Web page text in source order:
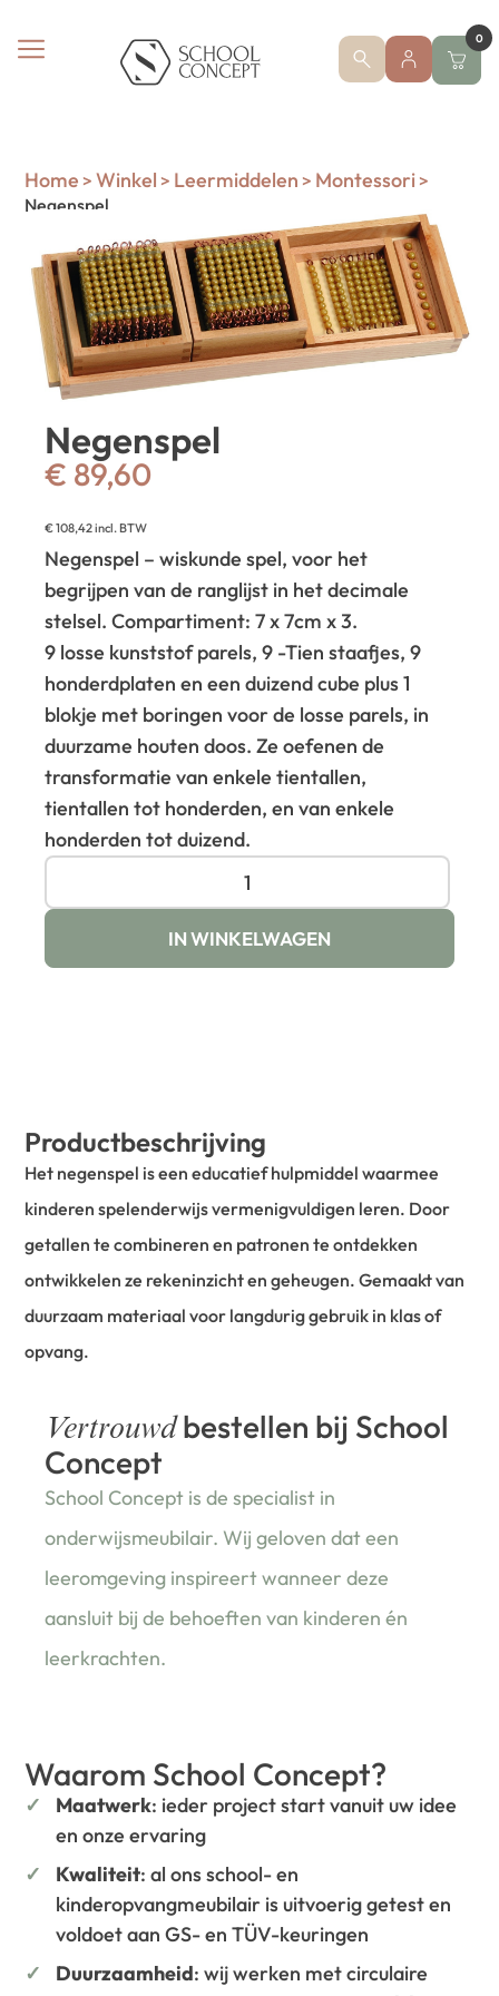
0
Home > Winkel > Leermiddelen > Montessori>
Negenspel
Negenspel
€ 89,60
€108,42incl. BTW
Negenspel – wiskunde spel, voor het
begrijpen van de ranglijst in het decimale
stelsel. Compartiment: 7 x 7cm x 3.
9 losse kunststof parels, 9 -Tien staafjes, 9
honderdplaten en een duizend cube plus 1
blokje met boringen voor de losse parels, in
duurzame houten doos. Ze oefenen de
transformatie van enkele tientallen,
tientallen tot honderden, en van enkele
honderden tot duizend.
IN WINKELWAGEN
Productbeschrijving
Het negenspel is een educatief hulpmiddel waarmee
kinderen spelenderwijs vermenigvuldigen leren. Door
getallen te combineren en patronen te ontdekken
ontwikkelen ze rekeninzicht en geheugen. Gemaakt van
duurzaam materiaal voor langdurig gebruik in klas of
opvang.
Vertrouwdbestellen bij School
Concept
School Concept is de specialist in
onderwijsmeubilair. Wij geloven dat een
leeromgeving inspireert wanneer deze
aansluit bij de behoeften van kinderen én
leerkrachten.
Waarom School Concept?
Maatwerk: ieder project start vanuit uw idee
en onze ervaring
Kwaliteit: al ons school- en
kinderopvangmeubilair is uitvoerig getest en
voldoet aan GS- en TÜV-keuringen
Duurzaamheid: wij werken met circulaire